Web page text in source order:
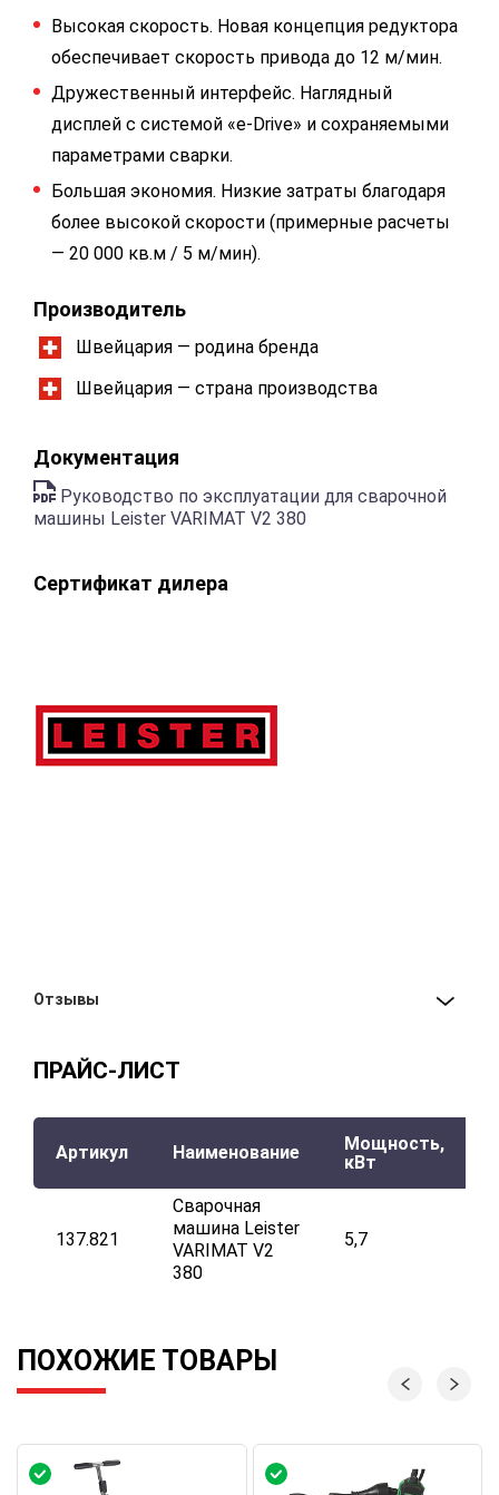
Высокая скорость. Новая концепция редуктора
обеспечивает скорость привода до 12 м/мин.
Дружественный интерфейс. Наглядный
дисплей с системой «e-Drive» и сохраняемыми
параметрами сварки.
Большая экономия. Низкие затраты благодаря
более высокой скорости (примерные расчеты
— 20 000 кв.м / 5 м/мин).
Производитель
Швейцария — родина бренда
Швейцария — страна производства
Документация
Руководство по эксплуатации для сварочной
машины Leister VARIMAT V2 380
Сертификат дилера
Отзывы
ПРАЙС-ЛИСТ
Артикул Наименование
Мощность,
кВт
137.821
Сварочная
машина Leister
VARIMAT V2
380
5,7
ПОХОЖИЕ ТОВАРЫ